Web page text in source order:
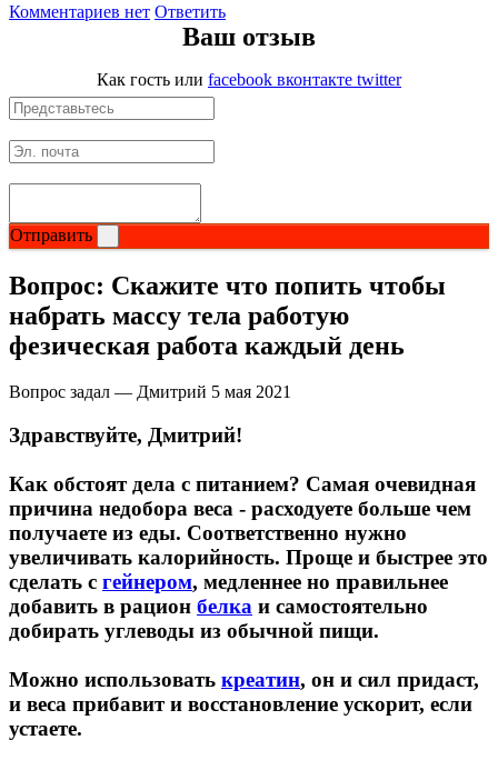
НАЗАД
Жиросжигатели
Карнитин
Батончики и напитки
НАЗАД
Напитки
Протеиновые батончики
Протеиновые печенья
Для тренировки
НАЗАД
BCAA
НАЗАД
Порошковые BCAA
Комментариев нет Ответить
Ваш отзыв
Как гость или facebook вконтакте twitter
Отправить
Вопрос: Скажите что попить чтобы
набрать массу тела работую
фезическая работа каждый день
Вопрос задал — Дмитрий 5 мая 2021
Здравствуйте, Дмитрий!
Как обстоят дела с питанием? Самая очевидная
причина недобора веса - расходуете больше чем
получаете из еды. Соответственно нужно
увеличивать калорийность. Проще и быстрее это
сделать с гейнером, медленнее но правильнее
добавить в рацион белка и самостоятельно
добирать углеводы из обычной пищи.
Можно использовать креатин, он и сил придаст,
и веса прибавит и восстановление ускорит, если
устаете.